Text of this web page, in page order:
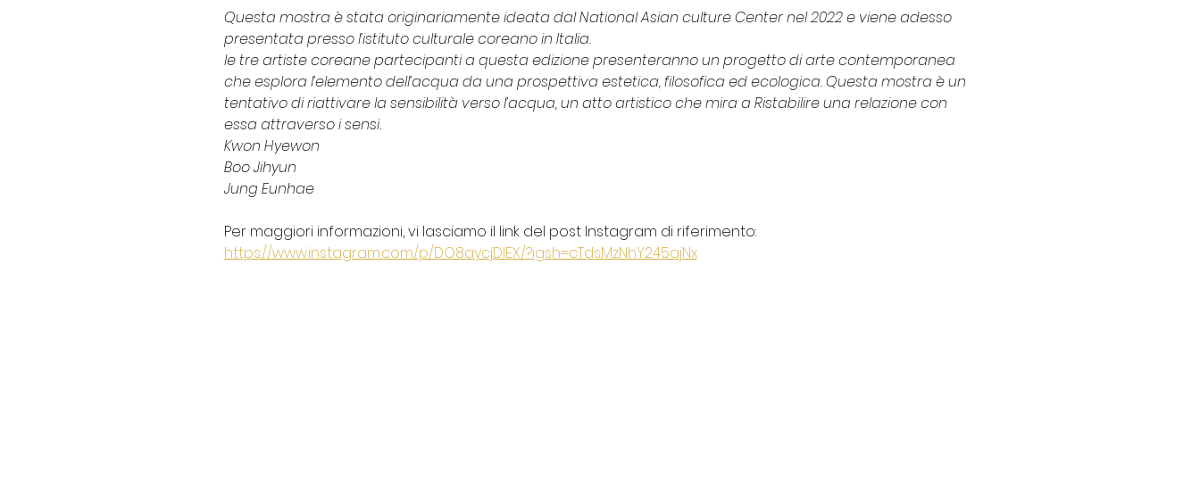
Questa mostra è stata originariamente ideata dal National Asian culture Center nel 2022 e viene adesso
presentata presso l’istituto culturale coreano in Italia.
le tre artiste coreane partecipanti a questa edizione presenteranno un progetto di arte contemporanea
che esplora l’elemento dell’acqua da una prospettiva estetica, filosofica ed ecologica. Questa mostra è un
tentativo di riattivare la sensibilità verso l’acqua, un atto artistico che mira a Ristabilire una relazione con
essa attraverso i sensi.
Kwon Hyewon
Boo Jihyun
Jung Eunhae
Per maggiori informazioni, vi lasciamo il link del post Instagram di riferimento:
https://www.instagram.com/p/DO8aycjDIEX/?igsh=cTdsMzNhY245ajNx